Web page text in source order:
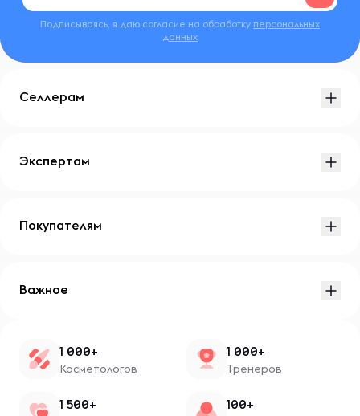
Подписываясь, я даю согласие на обработку персональных
данных
Селлерам
Экспертам
Покупателям
Важное
1 000+
Косметологов
1 000+
Тренеров
1 500+ 100+